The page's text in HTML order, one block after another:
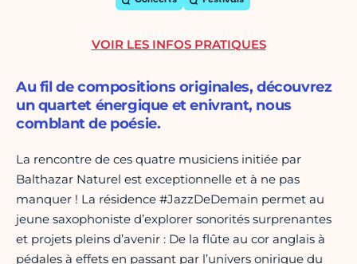
Au fil de compositions originales, découvrez
un quartet énergique et enivrant, nous
comblant de poésie.
La rencontre de ces quatre musiciens initiée par
Balthazar Naturel est exceptionnelle et à ne pas
manquer ! La résidence #JazzDeDemain permet au
jeune saxophoniste d’explorer sonorités surprenantes
et projets pleins d’avenir : De la flûte au cor anglais à
pédales à effets en passant par l’univers onirique du
VOIR LES INFOS PRATIQUES